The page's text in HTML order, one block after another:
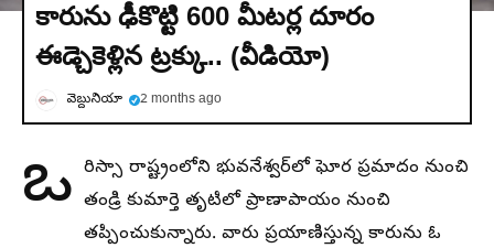
కారును ఢీకొట్టి 600 మీటర్ల దూరం
ఈడ్చెకెళ్లిన ట్రక్కు.. (వీడియో)
వెబ్దునియా 2 months ago
ఒ రిస్సా రాష్ట్రంలోని భువనేశ్వర్‌లో ఘోర ప్రమాదం నుంచి
తండ్రి కుమార్తె తృటిలో ప్రాణాపాయం నుంచి
తప్పించుకున్నారు. వారు ప్రయాణిస్తున్న కారును ఓ